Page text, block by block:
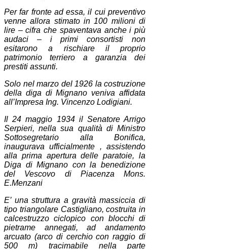
Per far fronte ad essa, il cui preventivo
venne allora stimato in 100 milioni di
lire – cifra che spaventava anche i più
audaci – i primi consortisti non
esitarono a rischiare il proprio
patrimonio terriero a garanzia dei
prestiti assunti.
Solo nel marzo del 1926 la costruzione
della diga di Mignano veniva affidata
all’Impresa Ing. Vincenzo Lodigiani.
Il 24 maggio 1934 il Senatore Arrigo
Serpieri, nella sua qualità di Ministro
Sottosegretario alla Bonifica,
inaugurava ufficialmente , assistendo
alla prima apertura delle paratoie, la
Diga di Mignano con la benedizione
del Vescovo di Piacenza Mons.
E.Menzani
E’ una struttura a gravità massiccia di
tipo triangolare Castigliano, costruita in
calcestruzzo ciclopico con blocchi di
pietrame annegati, ad andamento
arcuato (arco di cerchio con raggio di
500 m) tracimabile nella parte